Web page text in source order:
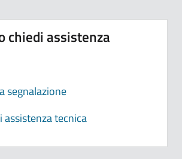
chiedi assistenza
segnalazione
assistenza tecnica